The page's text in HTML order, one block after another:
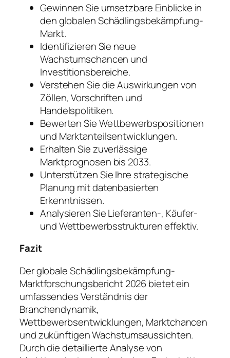
Gewinnen Sie umsetzbare Einblicke in
den globalen Schädlingsbekämpfung-
Markt.
Identifizieren Sie neue
Wachstumschancen und
Investitionsbereiche.
Verstehen Sie die Auswirkungen von
Zöllen, Vorschriften und
Handelspolitiken.
Bewerten Sie Wettbewerbspositionen
und Marktanteilsentwicklungen.
Erhalten Sie zuverlässige
Marktprognosen bis 2033.
Unterstützen Sie Ihre strategische
Planung mit datenbasierten
Erkenntnissen.
Analysieren Sie Lieferanten-, Käufer-
und Wettbewerbsstrukturen effektiv.
Fazit
Der globale Schädlingsbekämpfung-
Marktforschungsbericht 2026 bietet ein
umfassendes Verständnis der
Branchendynamik,
Wettbewerbsentwicklungen, Marktchancen
und zukünftigen Wachstumsaussichten.
Durch die detaillierte Analyse von